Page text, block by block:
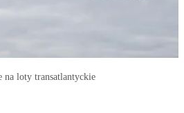
na loty transatlantyckie